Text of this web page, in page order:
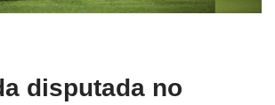
disputada no